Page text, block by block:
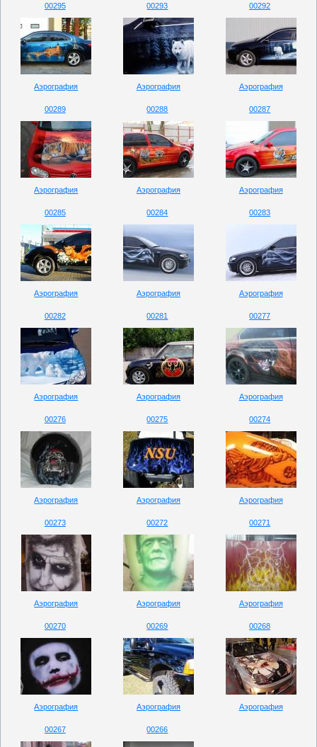
00295
Аэрография
00293
Аэрография
00292
Аэрография
00289
Аэрография
00288
Аэрография
00287
Аэрография
00285
Аэрография
00284
Аэрография
00283
Аэрография
00282
Аэрография
00281
Аэрография
00277
Аэрография
00276
Аэрография
00275
Аэрография
00274
Аэрография
00273
Аэрография
00272
Аэрография
00271
Аэрография
00270
Аэрография
00269
Аэрография
00268
Аэрография
00267 00266